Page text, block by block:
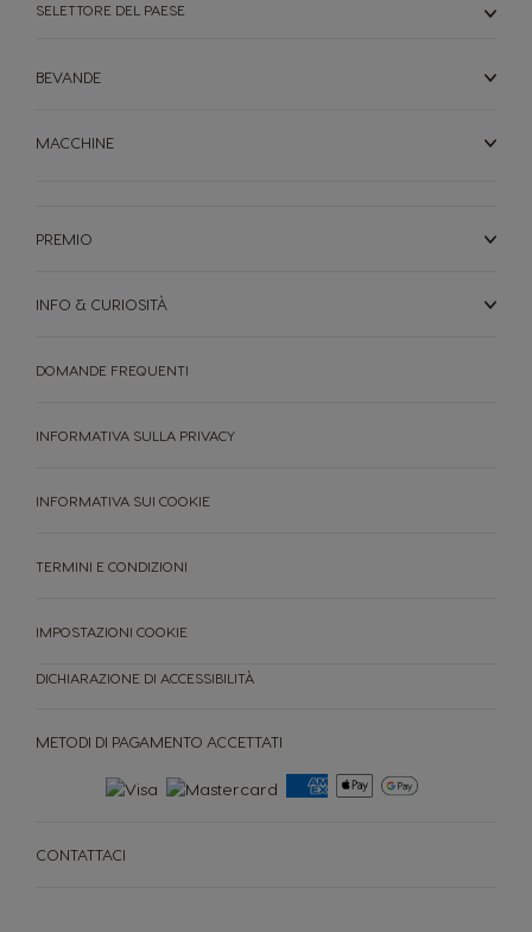
SELETTORE DEL PAESE
BEVANDE
MACCHINE
PREMIO
INFO & CURIOSITÀ
METODI DI PAGAMENTO ACCETTATI
CONTATTACI
DOMANDE FREQUENTI
INFORMATIVA SULLA PRIVACY
INFORMATIVA SUI COOKIE
TERMINI E CONDIZIONI
IMPOSTAZIONI COOKIE
DICHIARAZIONE DI ACCESSIBILITÀ